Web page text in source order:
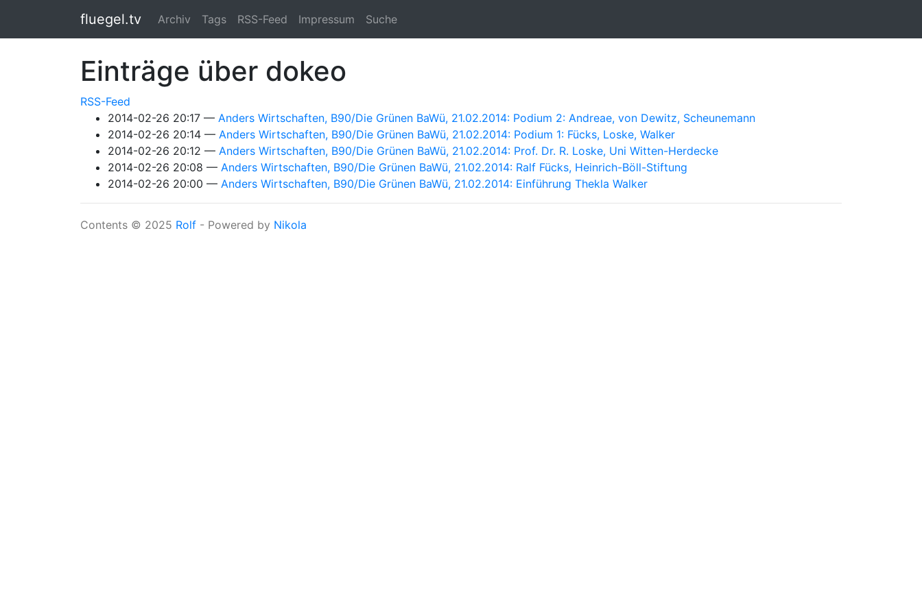
fluegel.tv Archiv Tags RSS-Feed Impressum Suche
Einträge über dokeo
RSS-Feed
2014-02-26 20:17
Anders Wirtschaften, B90/Die Grünen BaWü, 21.02.2014: Podium 2: Andreae, von Dewitz, Scheunemann
2014-02-26 20:14
Anders Wirtschaften, B90/Die Grünen BaWü, 21.02.2014: Podium 1: Fücks, Loske, Walker
2014-02-26 20:12
Anders Wirtschaften, B90/Die Grünen BaWü, 21.02.2014: Prof. Dr. R. Loske, Uni Witten-Herdecke
2014-02-26 20:08
Anders Wirtschaften, B90/Die Grünen BaWü, 21.02.2014: Ralf Fücks, Heinrich-Böll-Stiftung
2014-02-26 20:00
Anders Wirtschaften, B90/Die Grünen BaWü, 21.02.2014: Einführung Thekla Walker
Contents © 2025 Rolf - Powered by Nikola